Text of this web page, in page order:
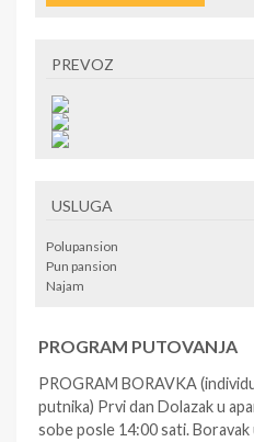
PREVOZ
USLUGA
Polupansion
Pun pansion
Najam
PROGRAM PUTOVANJA
PROGRAM BORAVKA
putnika) Prvi dan Dolazak u
sobe posle 14:00 sati.